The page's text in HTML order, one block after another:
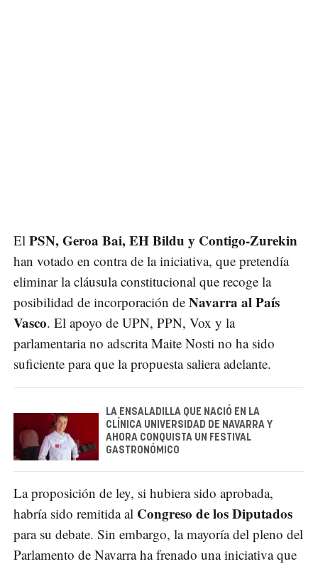
El PSN, Geroa Bai, EH Bildu y Contigo-Zurekin
han votado en contra de la iniciativa, que pretendía
eliminar la cláusula constitucional que recoge la
posibilidad de incorporación de Navarra al País
Vasco. El apoyo de UPN, PPN, Vox y la
parlamentaria no adscrita Maite Nosti no ha sido
suficiente para que la propuesta saliera adelante.
LA ENSALADILLA QUE NACIÓ EN LA
CLÍNICA UNIVERSIDAD DE NAVARRA Y
AHORA CONQUISTA UN FESTIVAL
GASTRONÓMICO
La proposición de ley, si hubiera sido aprobada,
habría sido remitida al Congreso de los Diputados
para su debate. Sin embargo, la mayoría del pleno del
Parlamento de Navarra ha frenado una iniciativa que